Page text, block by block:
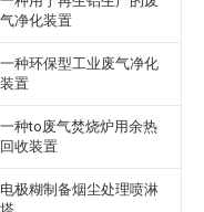
气净化装置
一种环保型工业废气净化
装置
一种to废气焚烧炉用余热
回收装置
电极糊制备烟尘处理喷淋